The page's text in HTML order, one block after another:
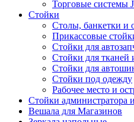
Торговые системы
Стойки
Столы, банкетки и
Прикассовые
Стойки для
Стойки для тканей
Стойки для
Стойки под одежду
Рабочее место и
Стойки администратора
Вешала для Магазинов